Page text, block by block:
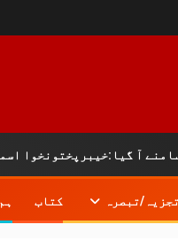
اسمبلی کا
تجزیہ/تبصرہ کتاب